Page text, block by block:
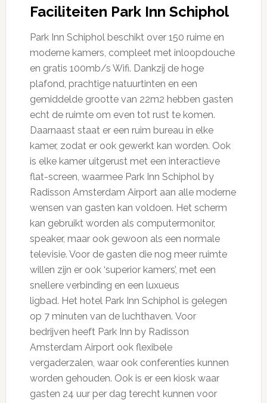
Faciliteiten Park Inn Schiphol
Park Inn Schiphol beschikt over 150 ruime en
moderne kamers, compleet met inloopdouche
en gratis 100mb/s Wifi. Dankzij de hoge
plafond, prachtige natuurtinten en een
gemiddelde grootte van 22m2 hebben gasten
echt de ruimte om even tot rust te komen.
Daarnaast staat er een ruim bureau in elke
kamer, zodat er ook gewerkt kan worden. Ook
is elke kamer uitgerust met een interactieve
flat-screen, waarmee Park Inn Schiphol by
Radisson Amsterdam Airport aan alle moderne
wensen van gasten kan voldoen. Het scherm
kan gebruikt worden als computermonitor,
speaker, maar ook gewoon als een normale
televisie. Voor de gasten die nog meer ruimte
willen zijn er ook ‘superior kamers’, met een
snellere verbinding en een luxueus
ligbad. Het hotel Park Inn Schiphol is gelegen
op 7 minuten van de luchthaven. Voor
bedrijven heeft Park Inn by Radisson
Amsterdam Airport ook flexibele
vergaderzalen, waar ook conferenties kunnen
worden gehouden. Ook is er een kiosk waar
gasten 24 uur per dag terecht kunnen voor